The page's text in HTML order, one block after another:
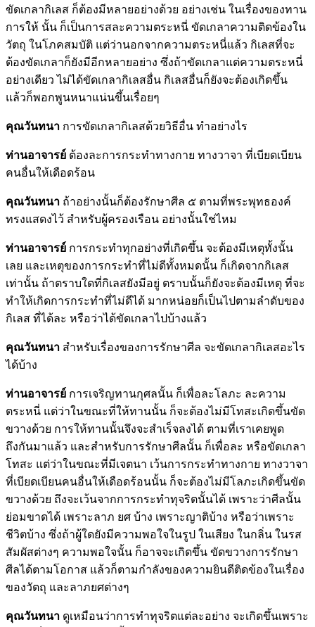
ขัดเกลากิเลส ก็ต้องมีหลายอย่างด้วย อย่างเช่น ในเรื่องของทาน
การให้ นั้น ก็เป็นการสละความตระหนี่ ขัดเกลาความติดข้องใน
วัตถุ ในโภคสมบัติ แต่ว่านอกจากความตระหนี่แล้ว กิเลสที่จะ
ต้องขัดเกลาก็ยังมีอีกหลายอย่าง ซึ่งถ้าขัดเกลาแต่ความตระหนี่
อย่างเดียว ไม่ได้ขัดเกลากิเลสอื่น กิเลสอื่นก็ยังจะต้องเกิดขึ้น
แล้วก็พอกพูนหนาแน่นขึ้นเรื่อยๆ
คุณวันทนา การขัดเกลากิเลสด้วยวิธีอื่น ทำอย่างไร
ท่านอาจารย์ ต้องละการกระทำทางกาย ทางวาจา ที่เบียดเบียน
คนอื่นให้เดือดร้อน
คุณวันทนา ถ้าอย่างนั้นก็ต้องรักษาศีล ๕ ตามที่พระพุทธองค์
ทรงแสดงไว้ สำหรับผู้ครองเรือน อย่างนั้นใช่ไหม
ท่านอาจารย์ การกระทำทุกอย่างที่เกิดขึ้น จะต้องมีเหตุทั้งนั้น
เลย และเหตุของการกระทำที่ไม่ดีทั้งหมดนั้น ก็เกิดจากกิเลส
เท่านั้น ถ้าตราบใดที่กิเลสยังมีอยู่ ตราบนั้นก็ยังจะต้องมีเหตุ ที่จะ
ทำให้เกิดการกระทำที่ไม่ดีได้ มากหน่อยก็เป็นไปตามลำดับของ
กิเลส ที่ได้ละ หรือว่าได้ขัดเกลาไปบ้างแล้ว
คุณวันทนา สำหรับเรื่องของการรักษาศีล จะขัดเกลากิเลสอะไร
ได้บ้าง
ท่านอาจารย์ การเจริญทานกุศลนั้น ก็เพื่อละโลภะ ละความ
ตระหนี่ แต่ว่าในขณะที่ให้ทานนั้น ก็จะต้องไม่มีโทสะเกิดขึ้นขัด
ขวางด้วย การให้ทานนั้นจึงจะสำเร็จลงได้ ตามที่เราเคยพูด
ถึงกันมาแล้ว และสำหรับการรักษาศีลนั้น ก็เพื่อละ หรือขัดเกลา
โทสะ แต่ว่าในขณะที่มีเจตนา เว้นการกระทำทางกาย ทางวาจา
ที่เบียดเบียนคนอื่นให้เดือดร้อนนั้น ก็จะต้องไม่มีโลภะเกิดขึ้นขัด
ขวางด้วย ถึงจะเว้นจากการกระทำทุจริตนั้นได้ เพราะว่าศีลนั้น
ย่อมขาดได้ เพราะลาภ ยศ บ้าง เพราะญาติบ้าง หรือว่าเพราะ
ชีวิตบ้าง ซึ่งถ้าผู้ใดยังมีความพอใจในรูป ในเสียง ในกลิ่น ในรส
สัมผัสต่างๆ ความพอใจนั้น ก็อาจจะเกิดขึ้น ขัดขวางการรักษา
ศีลได้ตามโอกาส แล้วก็ตามกำลังของความยินดีติดข้องในเรื่อง
ของวัตถุ และลาภยศต่างๆ
คุณวันทนา ดูเหมือนว่าการทำทุจริตแต่ละอย่าง จะเกิดขึ้นเพราะ